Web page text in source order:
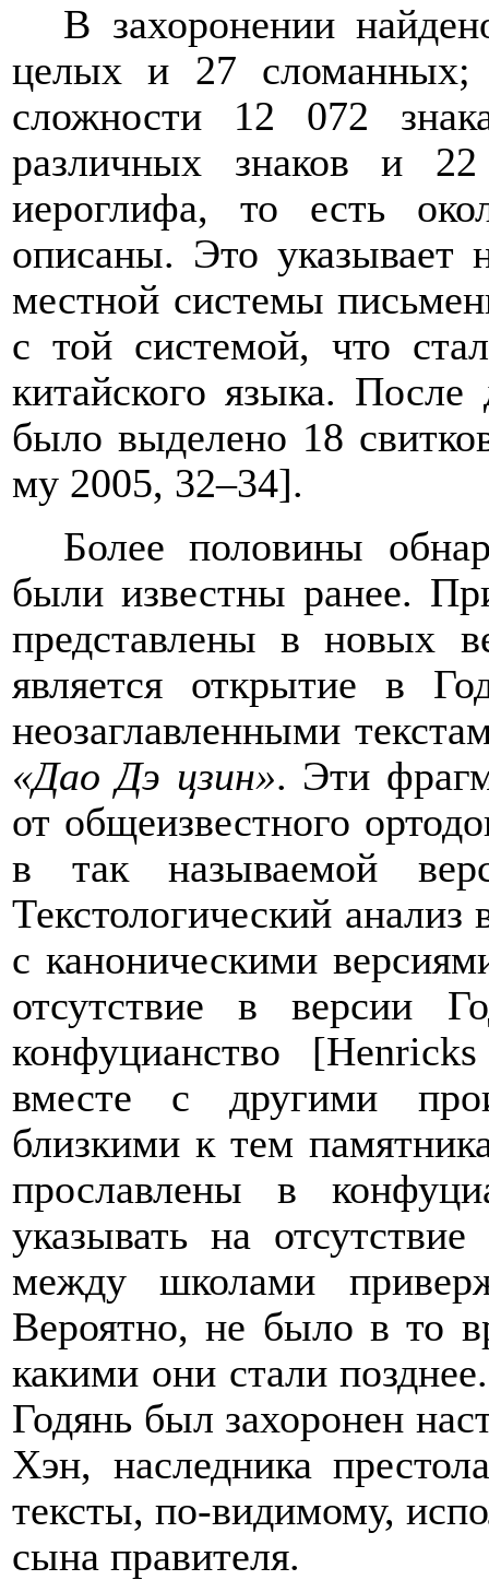
В захоронении
целых и 27 сломанных;
сложности 12 072
различных знаков и
иероглифа, то есть
описаны. Это указывает
местной системы
с той системой, что
китайского языка.
было выделено 18
му 2005, 32–34].
Более половины
были известны ранее.
представлены в новых
является открытие в
неозаглавленными
«Дао Дэ цзин». Эти
от общеизвестного
в так называемой
Текстологический анализ
с каноническими
отсутствие в версии
конфуцианство [Henricks
вместе с другими
близкими к тем
прославлены в
указывать на
между школами
Вероятно, не было в то
какими они стали
Годянь был захоронен
Хэн, наследника
тексты, по-видимому,
сына правителя.